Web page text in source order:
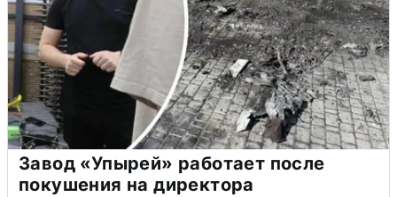
Завод «Упырей» работает после
покушения на директора